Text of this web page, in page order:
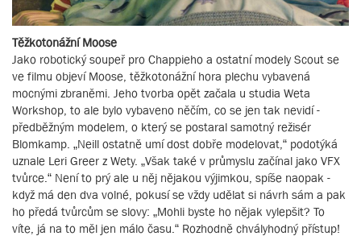
Těžkotonážní Moose
Jako robotický soupeř pro Chappieho a ostatní modely Scout se
ve filmu objeví Moose, těžkotonážní hora plechu vybavená
mocnými zbraněmi. Jeho tvorba opět začala u studia Weta
Workshop, to ale bylo vybaveno něčím, co se jen tak nevidí -
předběžným modelem, o který se postaral samotný režisér
Blomkamp. „Neill ostatně umí dost dobře modelovat,“ podotýká
uznale Leri Greer z Wety. „Však také v průmyslu začínal jako VFX
tvůrce.“ Není to prý ale u něj nějakou výjimkou, spíše naopak -
když má den dva volné, pokusí se vždy udělat si návrh sám a pak
ho předá tvůrcům se slovy: „Mohli byste ho nějak vylepšit? To
víte, já na to měl jen málo času.“ Rozhodně chvályhodný přístup!